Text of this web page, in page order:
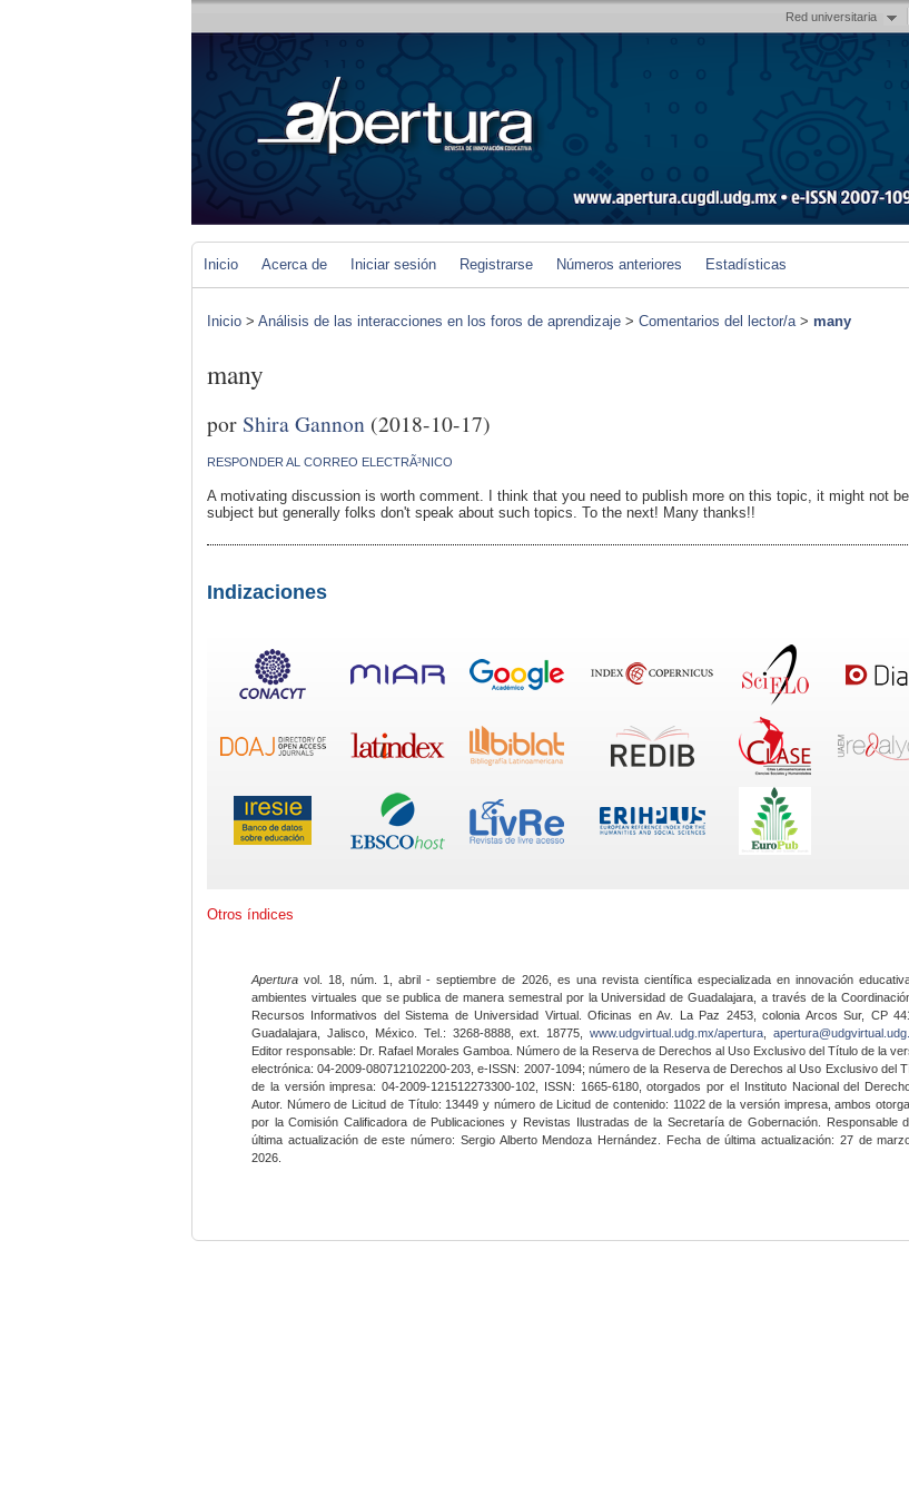
Red universitaria
Inicio Acerca de Iniciar sesión Registrarse Números anteriores Estadísticas
Inicio > Análisis de las interacciones en los foros de aprendizaje > Comentarios del lector/a> many
many
porShira Gannon (2018-10-17)
RESPONDER AL CORREO ELECTRÃ³NICO
A motivating discussion is worth comment. I think that you need to publish more on this topic, it might not
subject but generally folks don't speak about such topics. To the next! Many thanks!!
Indizaciones
Otros índices
Apertura vol. 18, núm. 1, abril - septiembre de 2026, es una revista científica especializada en innovación
ambientes virtuales que se publica de manera semestral por la Universidad de Guadalajara, a través de la
Recursos Informativos del Sistema de Universidad Virtual. Oficinas en Av. La Paz 2453, colonia Arcos Sur, CP
Guadalajara, Jalisco, México. Tel.: 3268-8888, ext. 18775,www.udgvirtual.udg.mx/apertura
Editor responsable: Dr. Rafael Morales Gamboa. Número de la Reserva de Derechos al Uso Exclusivo del Título de la
electrónica: 04-2009-080712102200-203, e-ISSN: 2007-1094; número de la Reserva de Derechos al Uso Exclusivo del
de la versión impresa: 04-2009-121512273300-102, ISSN: 1665-6180, otorgados por el Instituto Nacional del
Autor. Número de Licitud de Título: 13449 y número de Licitud de contenido: 11022 de la versión impresa, ambos
por la Comisión Calificadora de Publicaciones y Revistas Ilustradas de la Secretaría de Gobernación. Responsable
última actualización de este número: Sergio Alberto Mendoza Hernández. Fecha de última actualización: 27 de
2026.